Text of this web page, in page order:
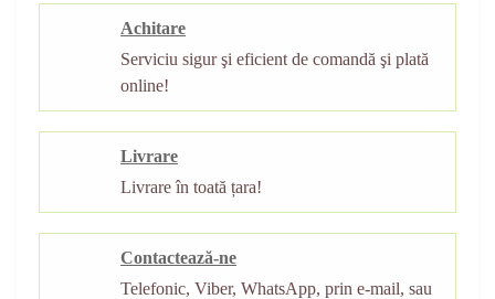
Achitare
Serviciu sigur şi eficient de comandă şi plată
online!
Livrare
Livrare în toată țara!
Contactează-ne
Telefonic, Viber, WhatsApp, prin e-mail, sau